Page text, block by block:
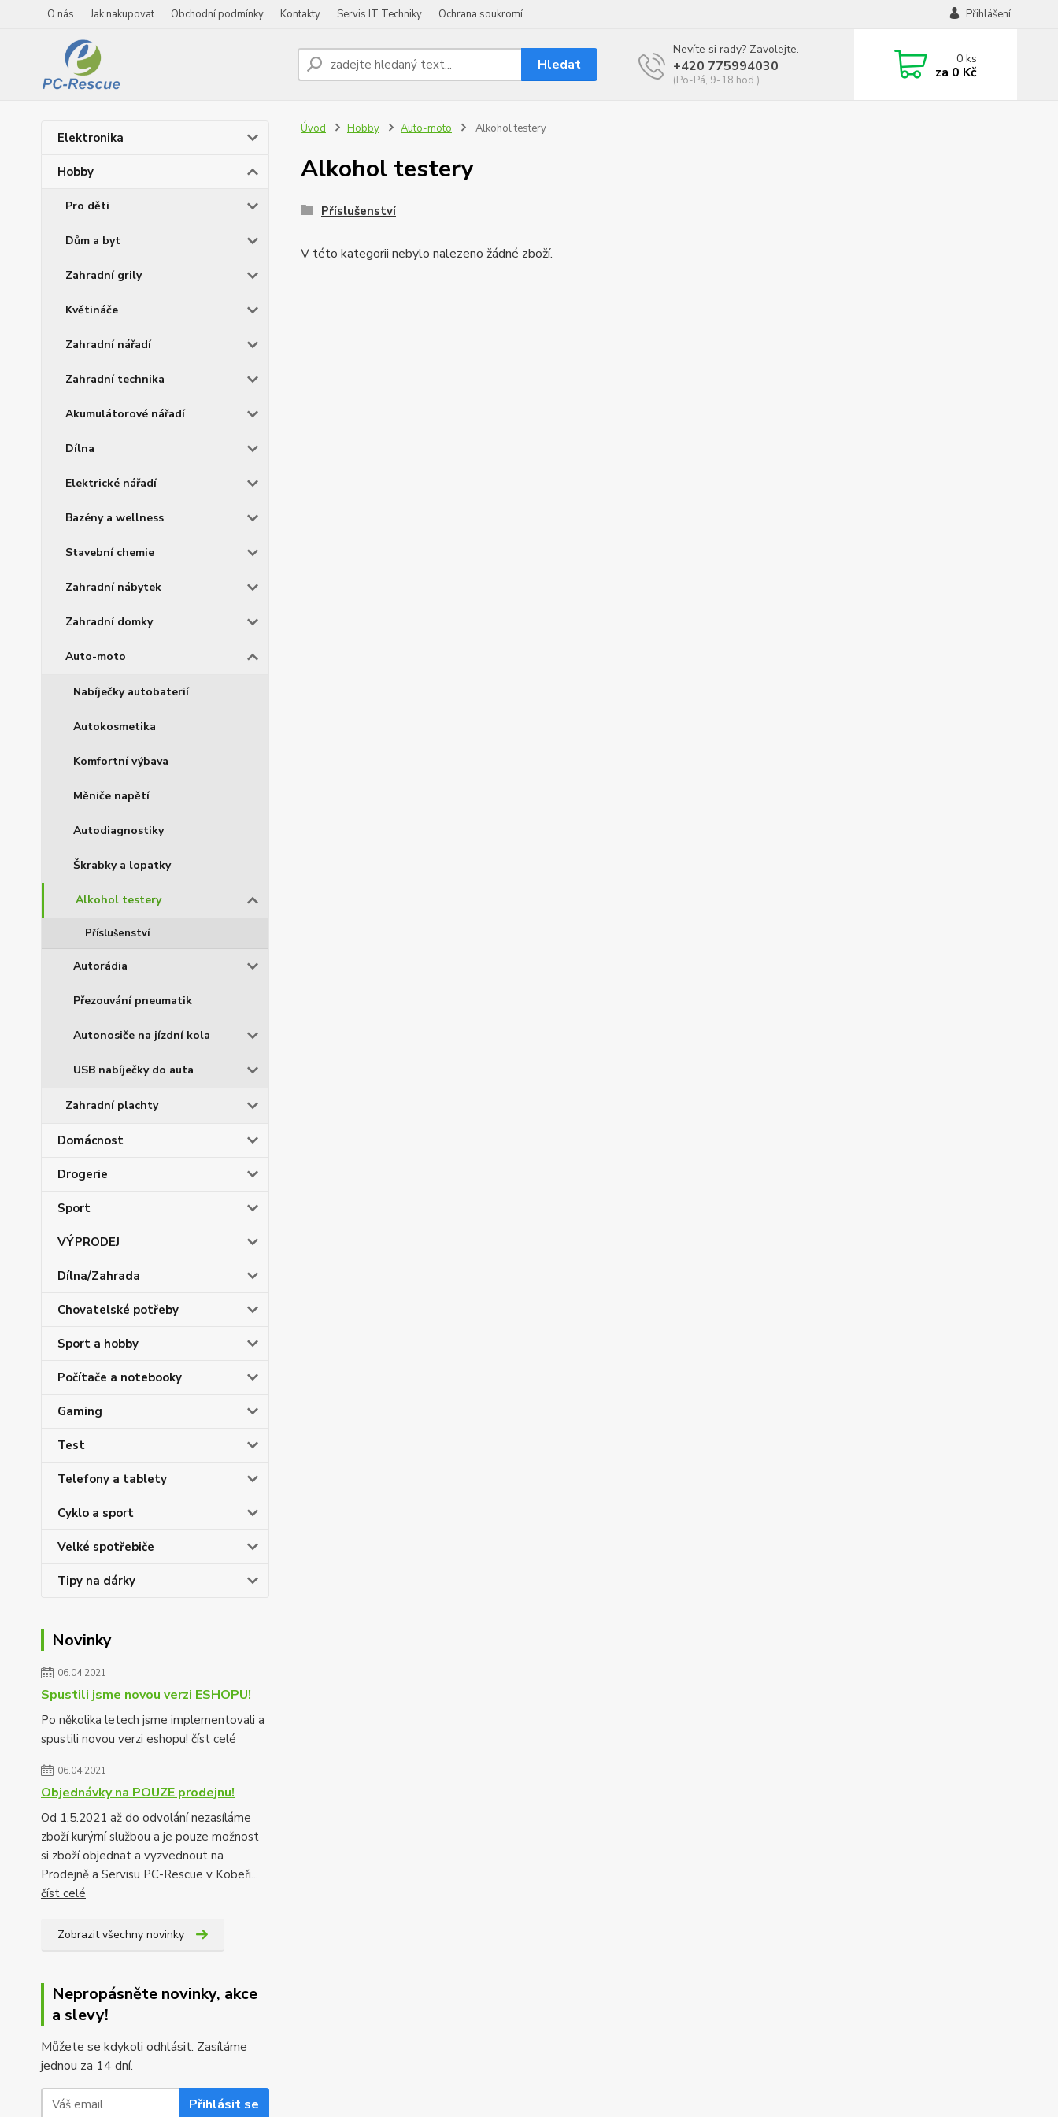
O nás Jak nakupovat Obchodní podmínky Kontakty Servis IT Techniky Ochrana soukromí Přihlášení
Hledat
Nevíte si rady? Zavolejte.
+420 775994030
(Po-Pá, 9-18 hod.)
0ks
za 0 Kč
Elektronika
Hobby
Pro děti
Dům a byt
Zahradní grily
Květináče
Zahradní nářadí
Zahradní technika
Akumulátorové nářadí
Dílna
Elektrické nářadí
Bazény a wellness
Stavební chemie
Zahradní nábytek
Zahradní domky
Auto-moto
Nabíječky autobaterií
Autokosmetika
Komfortní výbava
Měniče napětí
Autodiagnostiky
Škrabky a lopatky
Alkohol testery
Příslušenství
Autorádia
Přezouvání pneumatik
Autonosiče na jízdní kola
USB nabíječky do auta
Zahradní plachty
Domácnost
Drogerie
Sport
VÝPRODEJ
Dílna/Zahrada
Chovatelské potřeby
Sport a hobby
Počítače a notebooky
Gaming
Test
Telefony a tablety
Cyklo a sport
Velké spotřebiče
Tipy na dárky
Novinky
06.04.2021
Spustili jsme novou verzi ESHOPU!
Po několika letech jsme implementovali a
spustili novou verzi eshopu! číst celé
06.04.2021
Objednávky na POUZE prodejnu!
Od 1.5.2021 až do odvolání nezasíláme
zboží kurýrní službou a je pouze možnost
si zboží objednat a vyzvednout na
Prodejně a Servisu PC-Rescue v Kobeři...
číst celé
Zobrazit všechny novinky
Nepropásněte novinky, akce
a slevy!
Můžete se kdykoli odhlásit. Zasíláme
jednou za 14 dní.
Přihlásit se
Úvod Hobby Auto-moto Alkohol testery
Alkohol testery
Příslušenství
V této kategorii nebylo nalezeno žádné zboží.